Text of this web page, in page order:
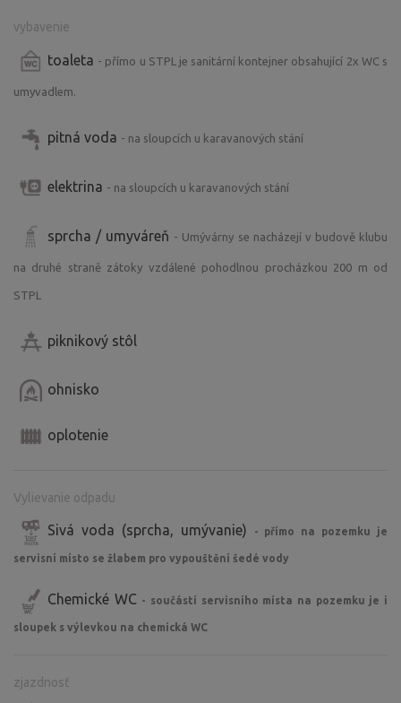
vybavenie
toaleta - přímo u STPL je sanitární kontejner obsahující 2x WC s
umyvadlem.
pitná voda - na sloupcích u karavanových stání
elektrina - na sloupcích u karavanových stání
sprcha / umyváreň - Umývárny se nacházejí v budově klubu
na druhé straně zátoky vzdálené pohodlnou procházkou 200 m od
STPL
piknikový stôl
ohnisko
oplotenie
Vylievanie odpadu
Sivá voda (sprcha, umývanie) - přímo na pozemku je
servisní místo se žlabem pro vypouštění šedé vody
Chemické WC - součástí servisního místa na pozemku je i
sloupek s výlevkou na chemická WC
zjazdnosť